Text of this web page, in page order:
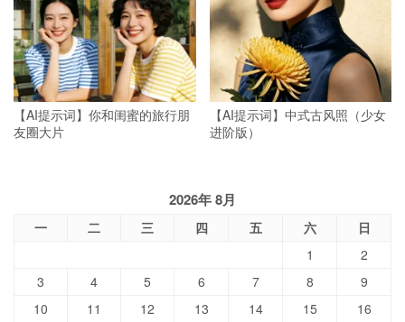
【AI提示词】你和闺蜜的旅行朋
友圈大片
【AI提示词】中式古风照（少女
进阶版）
2026年 8月
一 二 三 四 五 六
日
1
2
3
4 5 6 7 8
9
10
11 12 13 14 15
16